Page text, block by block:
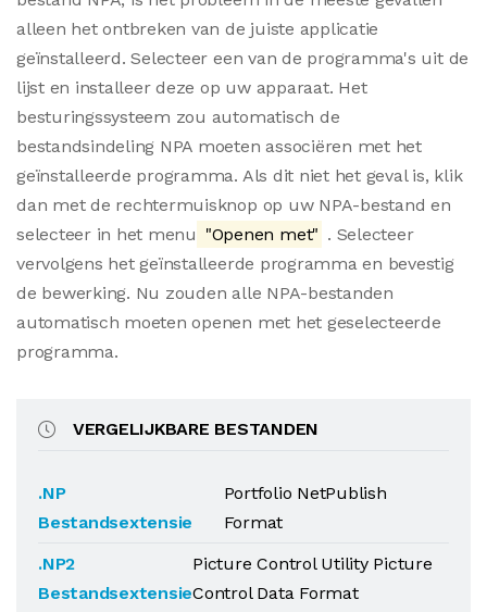
alleen het ontbreken van de juiste applicatie
geïnstalleerd. Selecteer een van de programma's uit de
lijst en installeer deze op uw apparaat. Het
besturingssysteem zou automatisch de
bestandsindeling NPA moeten associëren met het
geïnstalleerde programma. Als dit niet het geval is, klik
dan met de rechtermuisknop op uw NPA-bestand en
selecteer in het menu "Openen met" . Selecteer
vervolgens het geïnstalleerde programma en bevestig
de bewerking. Nu zouden alle NPA-bestanden
automatisch moeten openen met het geselecteerde
programma.
VERGELIJKBARE BESTANDEN
.NP
Bestandsextensie
Portfolio NetPublish
Format
.NP2
Bestandsextensie
Picture Control Utility Picture
Control Data Format